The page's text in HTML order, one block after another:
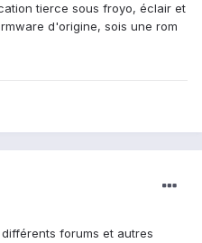
tierce sous froyo, éclair et
d'origine, sois une rom
forums et autres